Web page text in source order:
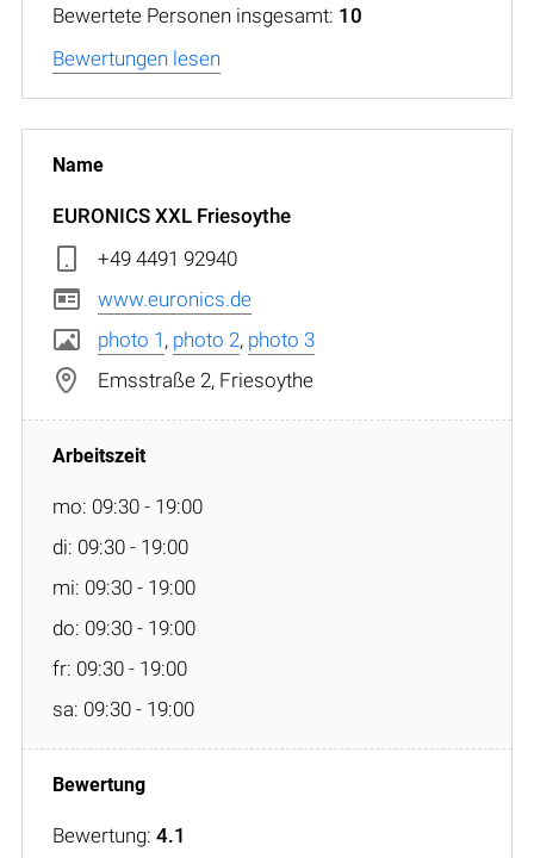
Bewertete Personen insgesamt: 10
Bewertungen lesen
EURONICS XXL Friesoythe
+49 4491 92940
www.euronics.de
photo 1 , photo 2, photo 3
Emsstraße 2, Friesoythe
mo: 09:30 - 19:00
di: 09:30 - 19:00
mi: 09:30 - 19:00
do: 09:30 - 19:00
fr: 09:30 - 19:00
sa: 09:30 - 19:00
Bewertung: 4.1